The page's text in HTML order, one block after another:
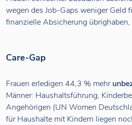
wegen des Job-Gaps weniger Geld
finanzielle Absicherung
Care-Gap
Frauen erledigen 44,3 % mehr
Männer: Haushaltsführung,
Angehörigen (UN Women
für Haushalte mit Kindern liegen